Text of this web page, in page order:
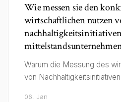
Wie messen sie den
wirtschaftlichen nutzen
Warum die Messung des
von
06. Jan